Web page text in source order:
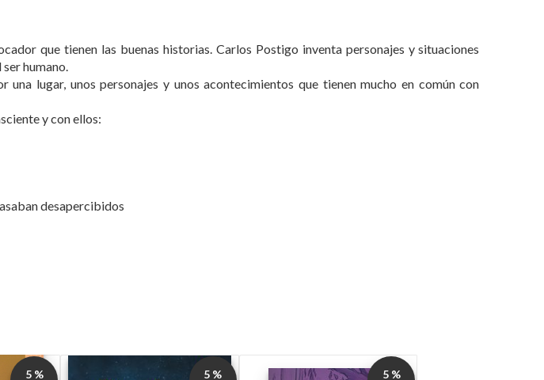
que tienen las buenas historias. Carlos Postigo inventa personajes y situaciones
humano.
una lugar, unos personajes y unos acontecimientos que tienen mucho en común con
y con ellos:
desapercibidos
5 %
5 %
5 %